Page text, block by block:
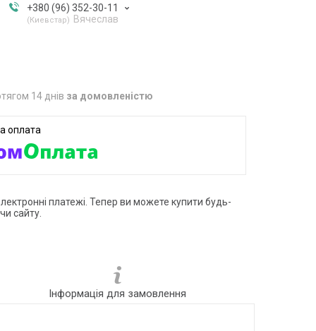
+380 (96) 352-30-11
Киевстар Вячеслав
14 днів за домовленістю
платежі. Тепер ви можете купити будь-
сайту.
Інформація для замовлення